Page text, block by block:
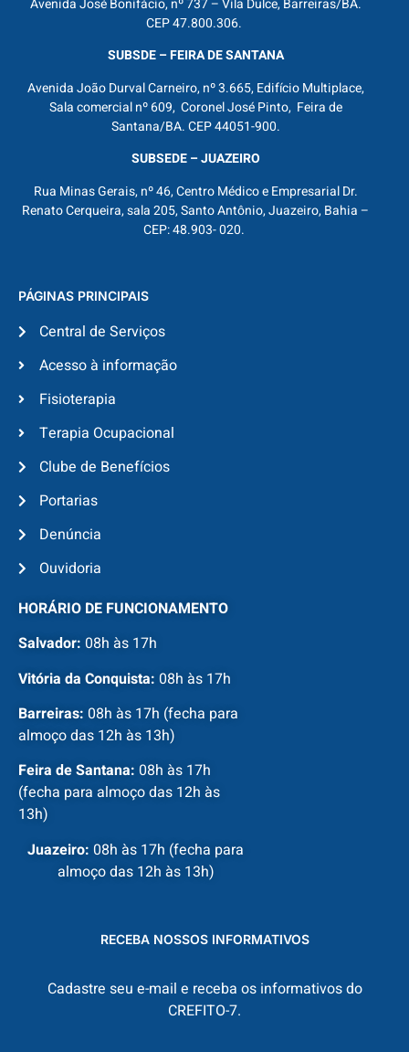
Avenida José Bonifácio, nº 737 – Vila Dulce, Barreiras/BA.
CEP 47.800.306.
SUBSDE – FEIRA DE SANTANA
Avenida João Durval Carneiro, nº 3.665, Edifício Multiplace,
Sala comercial nº 609, Coronel José Pinto, Feira de
Santana/BA. CEP 44051-900.
SUBSEDE – JUAZEIRO
Rua Minas Gerais, nº 46, Centro Médico e Empresarial Dr.
Renato Cerqueira, sala 205, Santo Antônio, Juazeiro, Bahia –
CEP: 48.903- 020.
PÁGINAS PRINCIPAIS
Central de Serviços
Acesso à informação
Fisioterapia
Terapia Ocupacional
Clube de Benefícios
Portarias
Denúncia
Ouvidoria
HORÁRIO DE FUNCIONAMENTO
Salvador: 08h às 17h
Vitória da Conquista: 08h às 17h
Barreiras: 08h às 17h (fecha para
almoço das 12h às 13h)
Feira de Santana: 08h às 17h
(fecha para almoço das 12h às
13h)
Juazeiro: 08h às 17h (fecha para
almoço das 12h às 13h)
RECEBA NOSSOS INFORMATIVOS
Cadastre seu e-mail e receba os informativos do
CREFITO-7.